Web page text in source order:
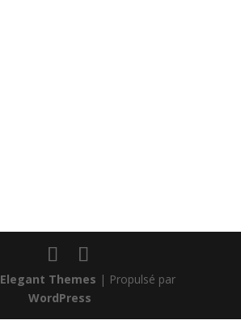
Elegant Themes | Propulsé par
WordPress